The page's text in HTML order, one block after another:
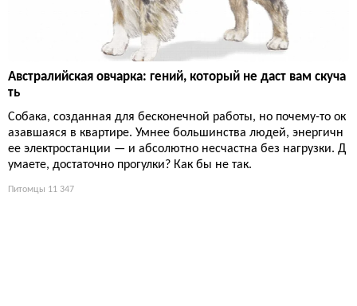
Австралийская овчарка: гений, который не даст вам скуча
ть
Собака, созданная для бесконечной работы, но почему-то ок
азавшаяся в квартире. Умнее большинства людей, энергичн
ее электростанции — и абсолютно несчастна без нагрузки. Д
умаете, достаточно прогулки? Как бы не так.
Питомцы 11 347